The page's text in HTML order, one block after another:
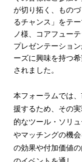
が切り拓く、もの
るチャンス」をテ
ノ様、コアフュー
プレゼンテーショ
ーズに興味を持つ
されました。
本フォーラムでは
援するため、その
的なツール・ソリ
やマッチングの機
の効果や付加価値